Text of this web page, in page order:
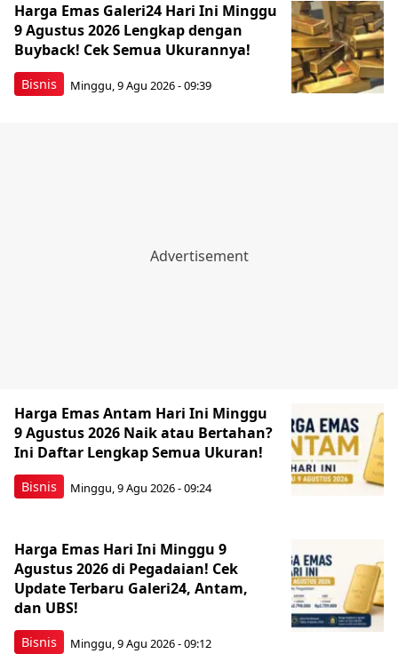
Bisnis
Harga Emas Galeri24 Hari Ini Minggu
9 Agustus 2026 Lengkap dengan
Buyback! Cek Semua Ukurannya!
Minggu, 9 Agu 2026 - 09:39
Bisnis
Harga Emas Antam Hari Ini Minggu
9 Agustus 2026 Naik atau Bertahan?
Ini Daftar Lengkap Semua Ukuran!
Minggu, 9 Agu 2026 - 09:24
Bisnis
Harga Emas Hari Ini Minggu 9
Agustus 2026 di Pegadaian! Cek
Update Terbaru Galeri24, Antam,
dan UBS!
Minggu, 9 Agu 2026 - 09:12